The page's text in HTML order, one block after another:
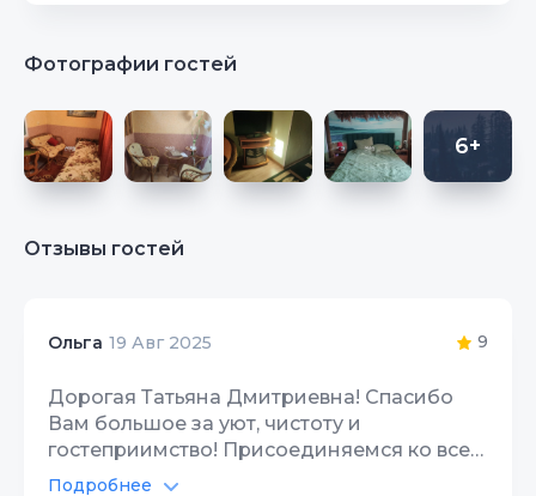
Фотографии гостей
6+
Отзывы гостей
Ольга 19 Авг 2025 9
Дорогая Татьяна Дмитриевна! Спасибо
Вам большое за уют, чистоту и
гостеприимство! Присоединяемся ко всем
положительным отзывам! Отдыхали
Подробнее